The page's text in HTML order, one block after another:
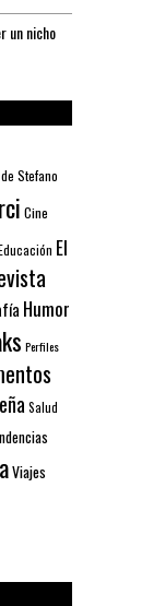
un nicho
Stefano
Cine
El
Humor
Perfiles
Salud
Viajes